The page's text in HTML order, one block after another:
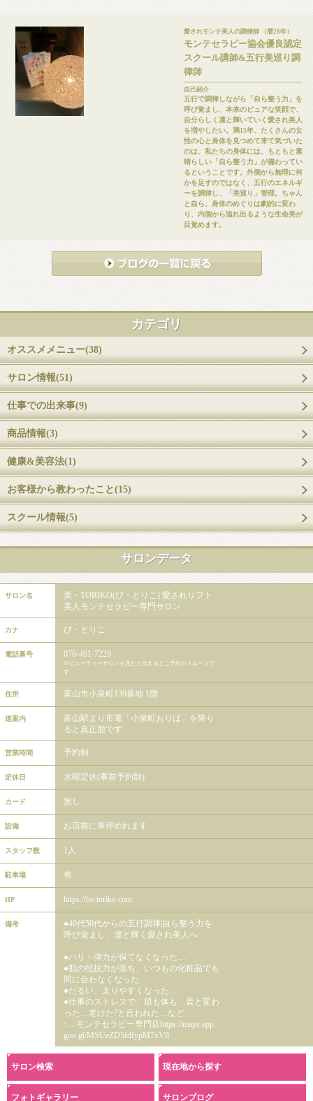
愛されモンテ美人の調律師 （暦28年）
モンテセラピー協会優良認定
スクール講師&五行美巡り調
律師
自己紹介
五行で調律しながら「自ら整う力」を
呼び覚まし、本来のピュアな笑顔で、
自分らしく凛と輝いていく愛され美人
を増やしたい。 ​満15年、たくさんの女
性の心と身体を見つめて来て気づいた
のは、私たちの身体には、もともと素
晴らしい「自ら整う力」が備わってい
るということです。 ​外側から無理に何
かを足すのではなく、五行のエネルギ
ーを調律し、「美巡り」管理。ちゃん
と自ら、身体のめぐりは劇的に変わ
り、内側から溢れ出るような生命美が
目覚めます。
カテゴリ
オススメメニュー(38)
サロン情報(51)
仕事での出来事(9)
商品情報(3)
健康&美容法(1)
お客様から教わったこと(15)
スクール情報(5)
サロンデータ
サロン名
美・TORIKO(び・とりこ) 愛されリフト
美人モンテセラピー専門サロン
カナ び・とりこ
電話番号 076-461-7229
※ビューティーサロンを見たと伝えるとご予約がスムーズで
す。
住所 富山市小泉町139番地 1階
道案内
富山駅より市電「小泉町おりば」を降り
ると真正面です
営業時間 予約制
定休日 水曜定休(事前予約制)
カード 無し
設備 お店前に車停めれます
スタッフ数 1人
駐車場 有
HP https://be-toriko.com
備考
●40代50代からの五行調律|自ら整う力を
呼び覚まし、凛と輝く愛され美人へ
●ハリ・弾力が保てなくなった…
●肌の抵抗力が落ち、いつもの化粧品でも
間に合わなくなった
●だるい、太りやすくなった…
●仕事のストレスで、肌も体も…昔と変わ
った…老けた?と言われた…など
↑…モンテセラピー専門店https://maps.app.
goo.gl/MSUeZD5fdfypM7xV8
サロン検索 現在地から探す
フォトギャラリー サロンブログ